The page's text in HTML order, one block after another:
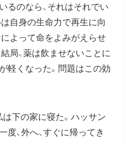
るのなら、それはそれでい
自身の生命力で再生に向
よって命をよみがえらせ
局、薬は飲ませないことに
軽くなった。問題はこの効
下の家に寝た。ハッサン
度、外へ、すぐに帰ってき